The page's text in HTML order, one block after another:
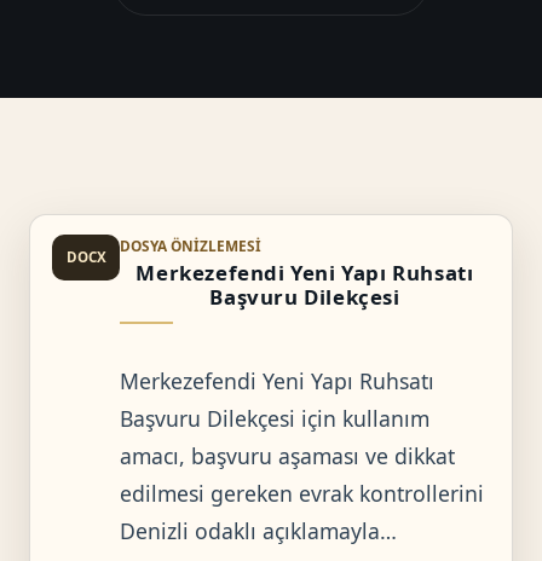
DOCX
DOSYA ÖNIZLEMESI
Merkezefendi Yeni Yapı Ruhsatı
Başvuru Dilekçesi
Merkezefendi Yeni Yapı Ruhsatı
Başvuru Dilekçesi için kullanım
amacı, başvuru aşaması ve dikkat
edilmesi gereken evrak kontrollerini
Denizli odaklı açıklamayla…